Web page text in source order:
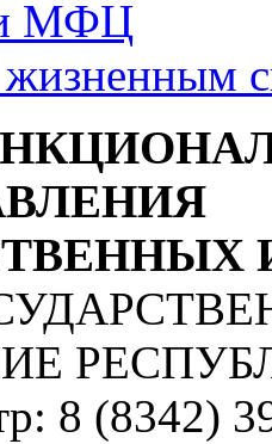
МФЦ
8 (8342)